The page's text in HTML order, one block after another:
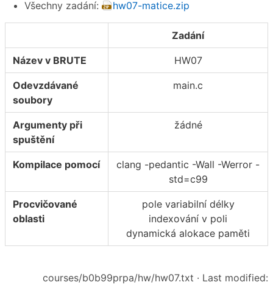
Všechny zadání: hw07-matice.zip
Zadání
Název v BRUTE HW07
Odevzdávané
soubory
main.c
Argumenty při
spuštění
žádné
Kompilace pomocí
clang -pedantic -Wall -Werror -
std=c99
Procvičované
oblasti
pole variabilní délky
indexování v poli
dynamická alokace paměti
courses/b0b99prpa/hw/hw07.txt · Last modified: